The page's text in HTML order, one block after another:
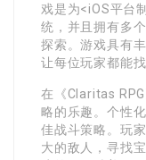
戏是为<iOS平台
统，并且拥有多
探索。游戏具有
让每位玩家都能
在《Claritas
略的乐趣。个性
佳战斗策略。玩
大的敌人，寻找